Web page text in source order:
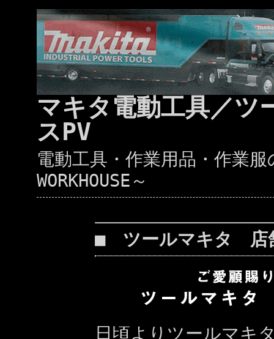
マキタ電動工具／
スPV
電動工具・作業用品・作
WORKHOUSE～
■ ツールマキタ 店
日頃よりツールマキ